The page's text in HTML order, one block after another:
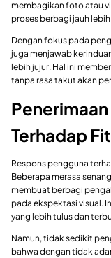
membagikan foto atau
proses berbagi jauh
Dengan fokus pada
juga menjawab
lebih jujur. Hal ini
tanpa rasa takut akan
Terhadap
Respons pengguna
Beberapa merasa
membuat berbagi
pada ekspektasi visual.
yang lebih tulus dan
Namun, tidak sedikit
bahwa dengan tidak